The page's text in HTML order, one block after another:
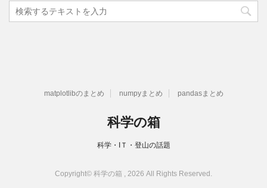
matplotlibのまとめ numpyまとめ pandasまとめ
科学の箱
科学・IＴ・登山の話題
Copyright© 科学の箱 , 2026 All Rights Reserved.